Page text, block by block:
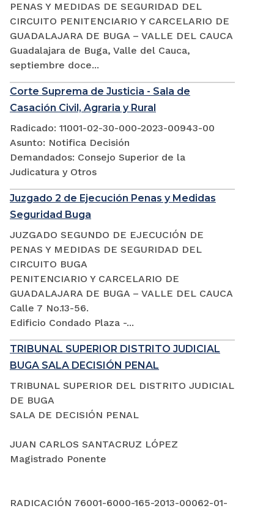
PENAS Y MEDIDAS DE SEGURIDAD DEL
CIRCUITO PENITENCIARIO Y CARCELARIO DE
GUADALAJARA DE BUGA – VALLE DEL CAUCA
Guadalajara de Buga, Valle del Cauca,
septiembre doce...
Corte Suprema de Justicia - Sala de
Casación Civil, Agraria y Rural
Radicado: 11001-02-30-000-2023-00943-00
Asunto: Notifica Decisión
Demandados: Consejo Superior de la
Judicatura y Otros
Juzgado 2 de Ejecución Penas y Medidas
Seguridad Buga
JUZGADO SEGUNDO DE EJECUCIÓN DE
PENAS Y MEDIDAS DE SEGURIDAD DEL
CIRCUITO BUGA
PENITENCIARIO Y CARCELARIO DE
GUADALAJARA DE BUGA – VALLE DEL CAUCA
Calle 7 No.13-56.
Edificio Condado Plaza -...
TRIBUNAL SUPERIOR DISTRITO JUDICIAL
BUGA SALA DECISIÓN PENAL
TRIBUNAL SUPERIOR DEL DISTRITO JUDICIAL
DE BUGA
SALA DE DECISIÓN PENAL
JUAN CARLOS SANTACRUZ LÓPEZ
Magistrado Ponente
RADICACIÓN 76001-6000-165-2013-00062-01-